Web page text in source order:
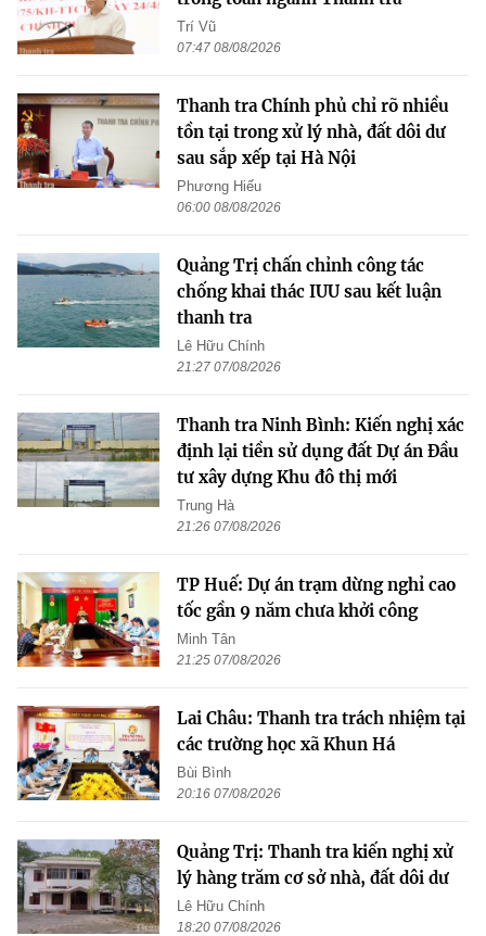
Trí Vũ
07:47 08/08/2026
Thanh tra Chính phủ chỉ rõ nhiều
tồn tại trong xử lý nhà, đất dôi dư
sau sắp xếp tại Hà Nội
Phương Hiếu
06:00 08/08/2026
Quảng Trị chấn chỉnh công tác
chống khai thác IUU sau kết luận
thanh tra
Lê Hữu Chính
21:27 07/08/2026
Thanh tra Ninh Bình: Kiến nghị xác
định lại tiền sử dụng đất Dự án Đầu
tư xây dựng Khu đô thị mới
Trung Hà
21:26 07/08/2026
TP Huế: Dự án trạm dừng nghỉ cao
tốc gần 9 năm chưa khởi công
Minh Tân
21:25 07/08/2026
Lai Châu: Thanh tra trách nhiệm tại
các trường học xã Khun Há
Bùi Bình
20:16 07/08/2026
Quảng Trị: Thanh tra kiến nghị xử
lý hàng trăm cơ sở nhà, đất dôi dư
Lê Hữu Chính
18:20 07/08/2026